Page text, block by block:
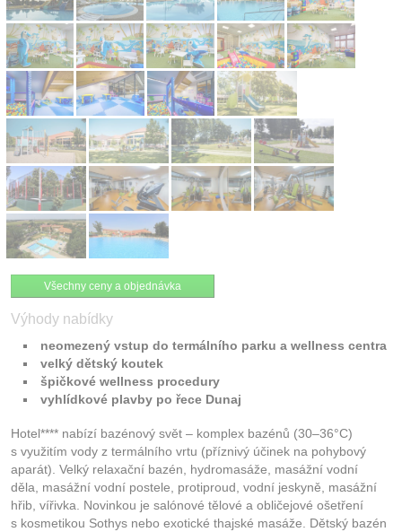
Všechny ceny a objednávka
Výhody nabídky
neomezený vstup do termálního parku a wellness centra
velký dětský koutek
špičkové wellness procedury
vyhlídkové plavby po řece Dunaj
Hotel**** nabízí bazénový svět – komplex bazénů (30–36°C)
s využitím vody z termálního vrtu (příznivý účinek na pohybový
aparát). Velký relaxační bazén, hydromasáže, masážní vodní
děla, masážní vodní postele, protiproud, vodní jeskyně, masážní
hřib, vířivka. Novinkou je salónové tělové a obličejové ošetření
s kosmetikou Sothys nebo exotické thajské masáže. Dětský bazén